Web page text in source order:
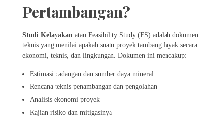
Pertambangan?
Studi Kelayakan atau Feasibility Study (FS) adalah dokumen
teknis yang menilai apakah suatu proyek tambang layak secara
ekonomi, teknis, dan lingkungan. Dokumen ini mencakup:
Estimasi cadangan dan sumber daya mineral
Rencana teknis penambangan dan pengolahan
Analisis ekonomi proyek
Kajian risiko dan mitigasinya